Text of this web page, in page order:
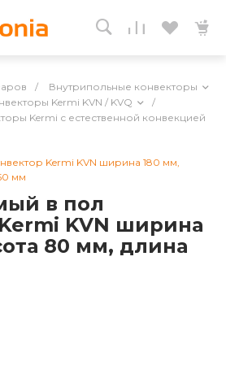
/
Внутрипольные конвекторы
Kermi KVN / KVQ
/
Kermi с естественной конвекцией
Kermi KVN ширина 180 мм,
мм
в пол
KVN ширина
80 мм, длина